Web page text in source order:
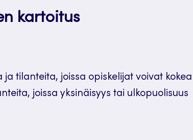
kartoitus
tilanteita, joissa opiskelijat voivat kokea
joissa yksinäisyys tai ulkopuolisuus